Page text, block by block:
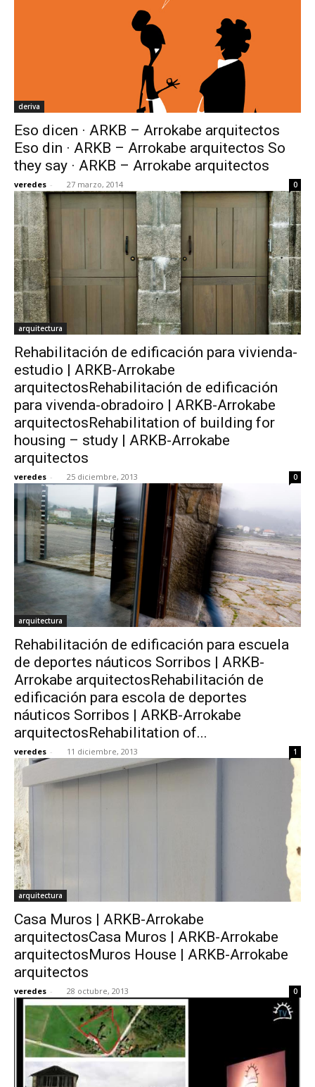
deriva
Eso dicen · ARKB – Arrokabe arquitectos
Eso din · ARKB – Arrokabe arquitectos So
they say · ARKB – Arrokabe arquitectos
veredes - 27 marzo, 2014 0
arquitectura
Rehabilitación de edificación para vivienda-
estudio | ARKB-Arrokabe
arquitectosRehabilitación de edificación
para vivenda-obradoiro | ARKB-Arrokabe
arquitectosRehabilitation of building for
housing – study | ARKB-Arrokabe
arquitectos
veredes - 25 diciembre, 2013 0
arquitectura
Rehabilitación de edificación para escuela
de deportes náuticos Sorribos | ARKB-
Arrokabe arquitectosRehabilitación de
edificación para escola de deportes
náuticos Sorribos | ARKB-Arrokabe
arquitectosRehabilitation of...
veredes - 11 diciembre, 2013 1
arquitectura
Casa Muros | ARKB-Arrokabe
arquitectosCasa Muros | ARKB-Arrokabe
arquitectosMuros House | ARKB-Arrokabe
arquitectos
veredes - 28 octubre, 2013 0